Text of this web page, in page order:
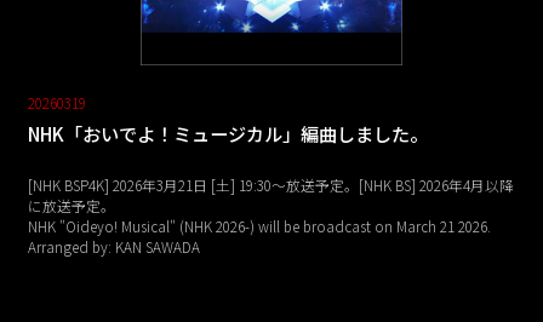
20260319
NHK「おいでよ！ミュージカル」編曲しました。
[NHK BSP4K] 2026年3月21日 [土] 19:30～放送予定。[NHK BS] 2026年4月以降
に放送予定。
NHK "Oideyo! Musical" (NHK 2026-) will be broadcast on March 21 2026.
Arranged by: KAN SAWADA